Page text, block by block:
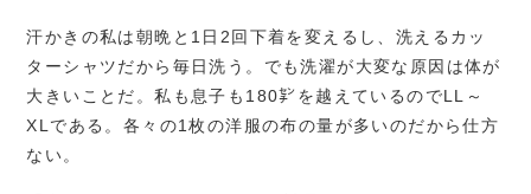
汗かきの私は朝晩と1日2回下着を変えるし、洗えるカッ
ターシャツだから毎日洗う。でも洗濯が大変な原因は体が
大きいことだ。私も息子も180㌢を越えているのでLL～
XLである。各々の1枚の洋服の布の量が多いのだから仕方
ない。